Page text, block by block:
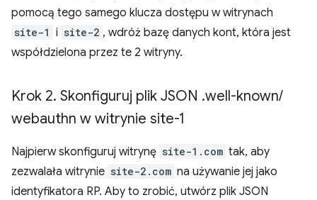
pomocą tego samego klucza dostępu w witrynach
site-1 i site-2 , wdróż bazę danych kont, która jest
współdzielona przez te 2 witryny.
Krok 2. Skonfiguruj plik JSON .well-known/
webauthn w witrynie site-1
Najpierw skonfiguruj witrynę site-1.com tak, aby
zezwalała witrynie site-2.com na używanie jej jako
identyfikatora RP. Aby to zrobić, utwórz plik JSON